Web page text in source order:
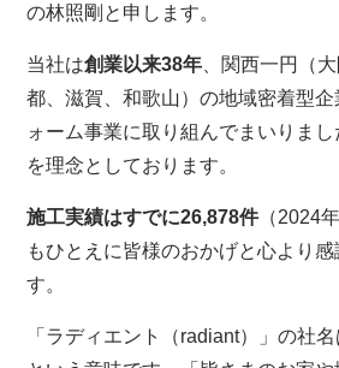
の林照剛と申します。
当社は創業以来38年 、関西一円（
都、滋賀、和歌山）の地域密着型
ォーム事業に取り組んでまいりまし
を理念としております。
施工実績はすでに26,878件（2024
もひとえに皆様のおかげと心より感
す。
「ラディエント（radiant）」の社